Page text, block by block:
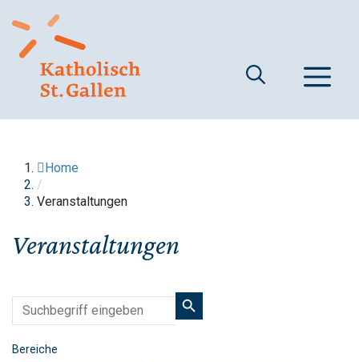
zum
Inhalt
Home
/
Veranstaltungen
Veranstaltungen
Bereiche